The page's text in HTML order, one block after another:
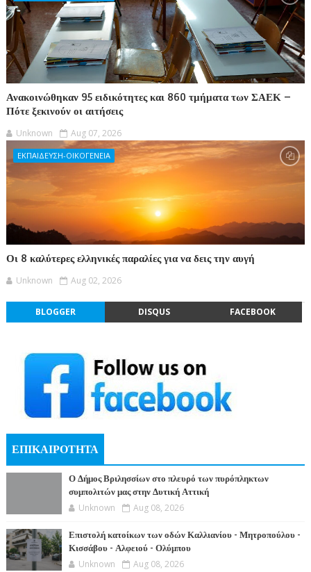
Ανακοινώθηκαν 95 ειδικότητες και 860 τμήματα των ΣΑΕΚ –
Πότε ξεκινούν οι αιτήσεις
Unknown Aug 07, 2026
ΕΚΠΑΙΔΕΥΣΗ-ΟΙΚΟΓΕΝΕΙΑ
Οι 8 καλύτερες ελληνικές παραλίες για να δεις την αυγή
Unknown Aug 02, 2026
BLOGGER DISQUS FACEBOOK
ΕΠΙΚΑΙΡΟΤΗΤΑ
Ο Δήμος Βριλησσίων στο πλευρό των πυρόπληκτων
συμπολιτών μας στην Δυτική Αττική
Unknown Aug 08, 2026
Επιστολή κατοίκων των οδών Καλλιανίου - Μητροπούλου -
Κισσάβου - Αλφειού - Ολύμπου
Unknown Aug 08, 2026